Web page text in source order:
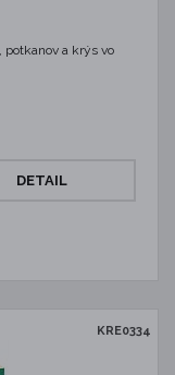
potkanov a krýs vo
DETAIL
KRE0334